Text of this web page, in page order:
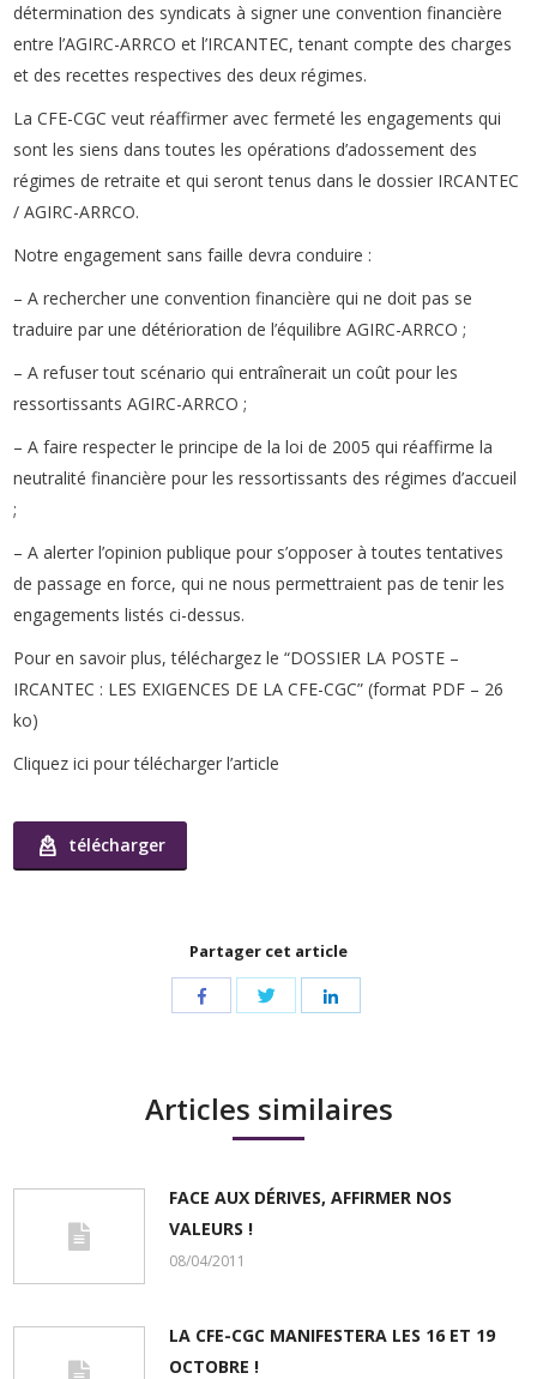
détermination des syndicats à signer une convention financière
entre l’AGIRC-ARRCO et l’IRCANTEC, tenant compte des charges
et des recettes respectives des deux régimes.
La CFE-CGC veut réaffirmer avec fermeté les engagements qui
sont les siens dans toutes les opérations d’adossement des
régimes de retraite et qui seront tenus dans le dossier IRCANTEC
/ AGIRC-ARRCO.
Notre engagement sans faille devra conduire :
– A rechercher une convention financière qui ne doit pas se
traduire par une détérioration de l’équilibre AGIRC-ARRCO ;
– A refuser tout scénario qui entraînerait un coût pour les
ressortissants AGIRC-ARRCO ;
– A faire respecter le principe de la loi de 2005 qui réaffirme la
neutralité financière pour les ressortissants des régimes d’accueil
;
– A alerter l’opinion publique pour s’opposer à toutes tentatives
de passage en force, qui ne nous permettraient pas de tenir les
engagements listés ci-dessus.
Pour en savoir plus, téléchargez le “DOSSIER LA POSTE –
IRCANTEC : LES EXIGENCES DE LA CFE-CGC” (format PDF – 26
ko)
Cliquez ici pour télécharger l’article
télécharger
Partager cet article
Share
Share
Articles similaires
FACE AUX DÉRIVES, AFFIRMER NOS
VALEURS !
08/04/2011
LA CFE-CGC MANIFESTERA LES 16 ET 19
OCTOBRE !